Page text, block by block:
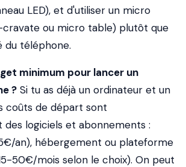
LED), et d'utiliser un micro
ou micro table) plutôt que
du téléphone.
minimum pour lancer un
? Si tu as déjà un ordinateur et un
coûts de départ sont
des logiciels et abonnements :
an), hébergement ou plateforme
50€/mois selon le choix). On peut